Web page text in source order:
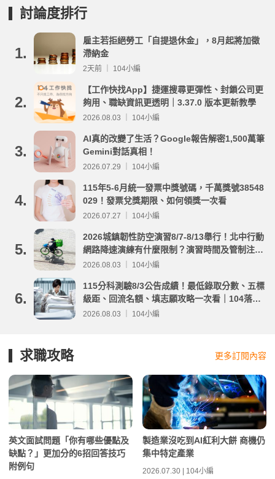
討論度排行
1.
雇主若拒絕勞工「自提退休金」，8月起將加徵
滯納金
2天前 ｜ 104小編
2.
【工作快找App】捷運搜尋更彈性、封鎖公司更
夠用、職缺資訊更透明｜3.37.0 版本更新教學
2026.08.03 ｜ 104小編
3.
AI真的改變了生活？Google報告解密1,500萬筆
Gemini對話真相！
2026.07.29 ｜ 104小編
4.
115年5-6月統一發票中獎號碼，千萬獎號38548
029！發票兌獎期限、如何領獎一次看
2026.07.27 ｜ 104小編
5.
2026城鎮韌性防空演習8/7-8/13舉行！北中行動
網路降速演練有什麼限制？演習時間及管制注意
事項整理
2026.08.03 ｜ 104小編
6.
115分科測驗8/3公告成績！最低錄取分數、五標
級距、回流名額、填志願攻略一次看｜104落點
分析
2026.08.03 ｜ 104小編
求職攻略 更多訂閱內容
英文面試問題「你有哪些優點及
缺點？」更加分的6招回答技巧
附例句
製造業沒吃到AI紅利大餅 商機仍
集中特定產業
2026.07.30 | 104小編